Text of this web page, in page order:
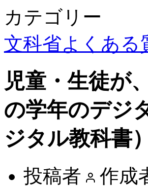
カテゴリー
文科省よくある
児童・生徒が
の学年のデジ
ジタル教科書
投稿者 作成